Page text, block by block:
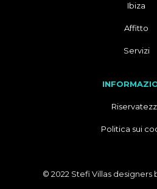
Ibiza
Affitto
Servizi
Politica sui
© 2022 Stefi Villas designers